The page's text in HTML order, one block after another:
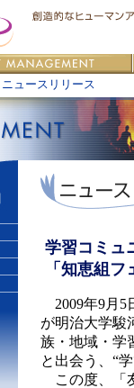
ニュースリリース
学習コミュ
「知恵組
2009年9月5
が明治大学駿
族・地域・学
と出会う、“
この度、「